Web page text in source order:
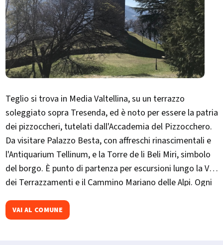
Teglio si trova in Media Valtellina, su un terrazzo
soleggiato sopra Tresenda, ed è noto per essere la patria
dei pizzoccheri, tutelati dall'Accademia del Pizzocchero.
Da visitare Palazzo Besta, con affreschi rinascimentali e
l'Antiquarium Tellinum, e la Torre de li Beli Miri, simbolo
del borgo. È punto di partenza per escursioni lungo la Via
dei Terrazzamenti e il Cammino Mariano delle Alpi. Ogni
gastronomica con piatti della tradizione locale.​
VAI AL COMUNE